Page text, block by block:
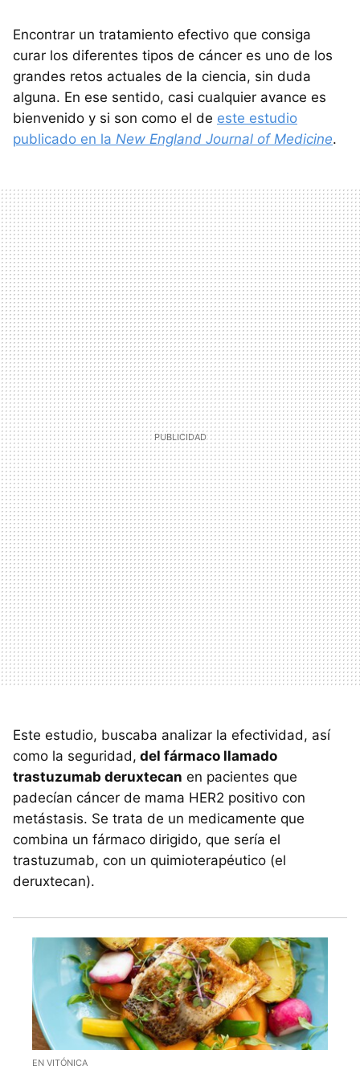
Encontrar un tratamiento efectivo que consiga
curar los diferentes tipos de cáncer es uno de los
grandes retos actuales de la ciencia, sin duda
alguna. En ese sentido, casi cualquier avance es
bienvenido y si son como el de este estudio
publicado en la New England Journal of Medicine.
Este estudio, buscaba analizar la efectividad, así
como la seguridad, del fármaco llamado
trastuzumab deruxtecan en pacientes que
padecían cáncer de mama HER2 positivo con
metástasis. Se trata de un medicamente que
combina un fármaco dirigido, que sería el
trastuzumab, con un quimioterapéutico (el
deruxtecan).
EN VITÓNICA